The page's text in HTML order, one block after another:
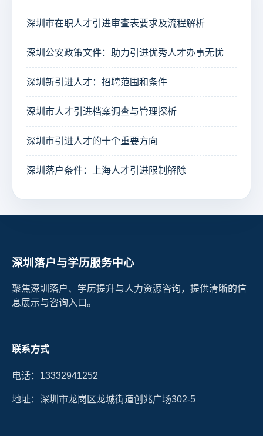
深圳市在职人才引进审查表要求及流程解析
深圳公安政策文件：助力引进优秀人才办事无忧
深圳新引进人才：招聘范围和条件
深圳市人才引进档案调查与管理探析
深圳市引进人才的十个重要方向
深圳落户条件：上海人才引进限制解除
深圳落户与学历服务中心
聚焦深圳落户、学历提升与人力资源咨询，提供清晰的信
息展示与咨询入口。
联系方式
电话：13332941252
地址：深圳市龙岗区龙城街道创兆广场302-5